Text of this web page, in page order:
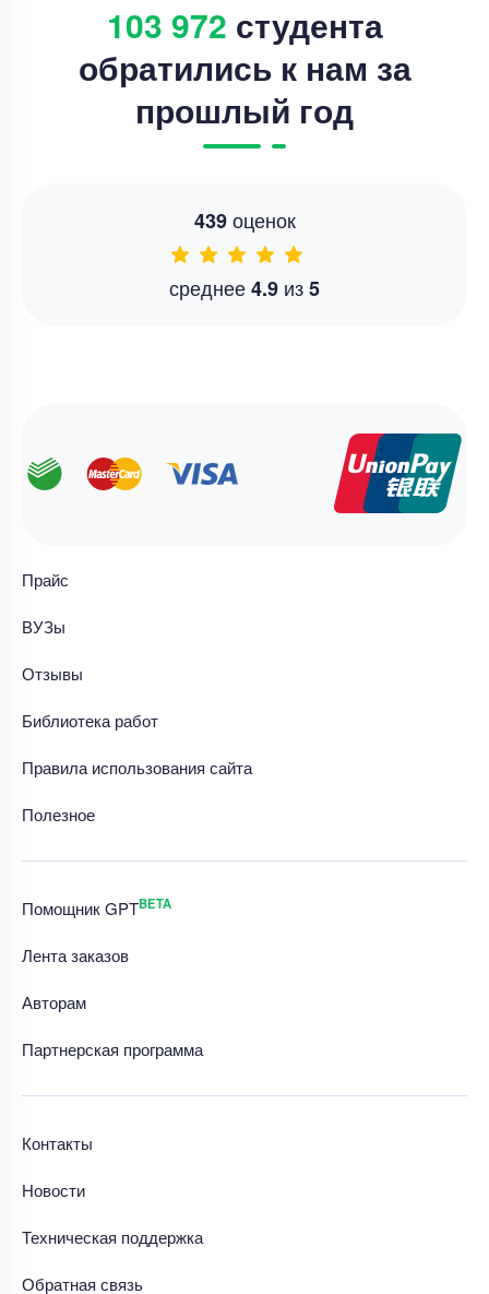
103 972 студента
обратились к нам за
прошлый год
439оценок
среднее4.9 из5
Прайс
ВУЗы
Отзывы
Библиотека работ
Правила использования сайта
Полезное
Помощник GPTBETA
Лента заказов
Авторам
Партнерская программа
Контакты
Новости
Техническая поддержка
Обратная связь